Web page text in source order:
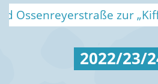
zur „Kiffermeile“ – OZ
2022/23/